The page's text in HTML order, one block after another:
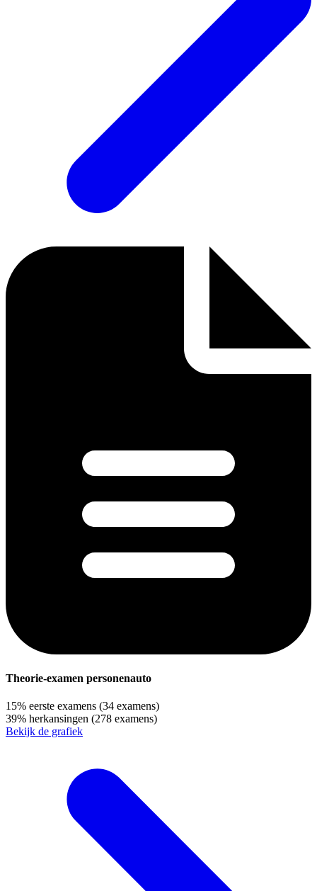
Theorie-examen personenauto
15% eerste examens (34 examens)
39% herkansingen (278 examens)
Bekijk de grafiek